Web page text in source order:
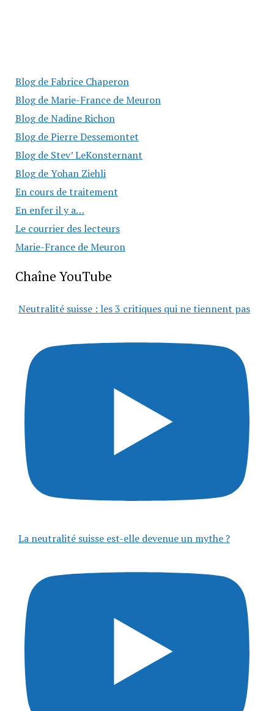
Blog de Fabrice Chaperon
Blog de Marie-France de Meuron
Blog de Nadine Richon
Blog de Pierre Dessemontet
Blog de Stev’ LeKonsternant
Blog de Yohan Ziehli
En cours de traitement
En enfer il y a…
Le courrier des lecteurs
Marie-France de Meuron
Chaîne YouTube
Neutralité suisse : les 3 critiques qui ne tiennent pas
La neutralité suisse est-elle devenue un mythe ?